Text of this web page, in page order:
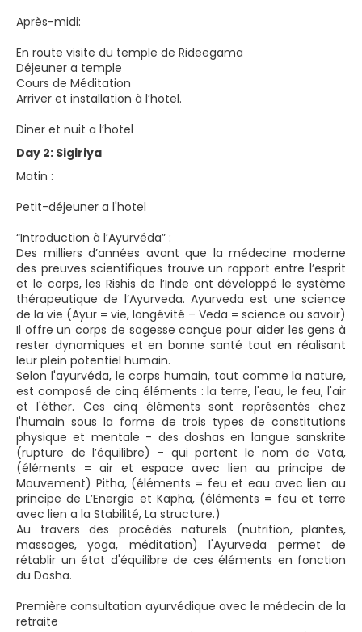
Après-midi:
En route visite du temple de Rideegama
Déjeuner a temple
Cours de Méditation
Arriver et installation à l’hotel.
Diner et nuit a l’hotel
Day 2: Sigiriya
Matin :
Petit-déjeuner a l'hotel
“Introduction à l’Ayurvéda” :
Des milliers d’années avant que la médecine moderne
des preuves scientifiques trouve un rapport entre l’esprit
et le corps, les Rishis de l’Inde ont développé le système
thérapeutique de l’Ayurveda. Ayurveda est une science
de la vie (Ayur = vie, longévité – Veda = science ou savoir)
Il offre un corps de sagesse conçue pour aider les gens à
rester dynamiques et en bonne santé tout en réalisant
leur plein potentiel humain.
Selon l'ayurvéda, le corps humain, tout comme la nature,
est composé de cinq éléments : la terre, l'eau, le feu, l'air
et l'éther. Ces cinq éléments sont représentés chez
l'humain sous la forme de trois types de constitutions
physique et mentale - des doshas en langue sanskrite
(rupture de l’équilibre) - qui portent le nom de Vata,
(éléments = air et espace avec lien au principe de
Mouvement) Pitha, (éléments = feu et eau avec lien au
principe de L’Energie et Kapha, (éléments = feu et terre
avec lien a la Stabilité, La structure.)
Au travers des procédés naturels (nutrition, plantes,
massages, yoga, méditation) l'Ayurveda permet de
rétablir un état d'équilibre de ces éléments en fonction
du Dosha.
Première consultation ayurvédique avec le médecin de la
retraite